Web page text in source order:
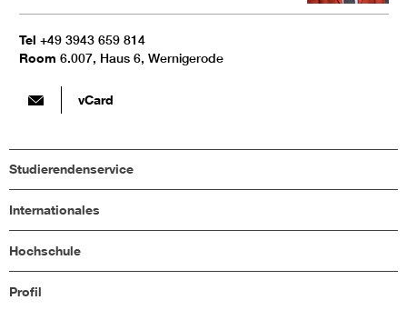
Tel +49 3943 659 814
Room 6.007, Haus 6, Wernigerode
vCard
Studierendenservice
Internationales
Hochschule
Profil